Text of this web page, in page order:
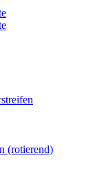
(rotierend)